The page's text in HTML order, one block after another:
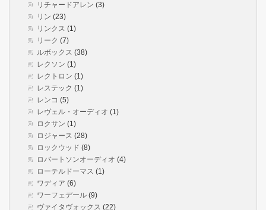
リチャードアレン (3)
リン (23)
リンクス (1)
リーク (7)
ルボックス (38)
レクソン (1)
レクトロン (1)
レステック (1)
レンコ (5)
レヴェル・オーディオ (1)
ロクサン (1)
ロジャース (28)
ロックウッド (8)
ロバートソンオーディオ (4)
ローテルドーマス (1)
ワディア (6)
ワーフェデール (9)
ヴァイタヴォックス (22)